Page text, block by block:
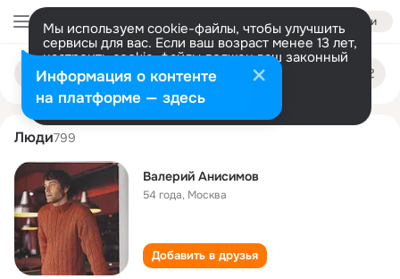
Войти
Мы используем cookie-файлы, чтобы улучшить
сервисы для вас. Если ваш возраст менее 13 лет,
настроить cookie-файлы должен ваш законный
представитель. Больше информации
Разрешить все Настроить
Поиск
людям
valeriy anisimov
Люди799
Валерий Анисимов
54 года, Москва
Добавить в друзья
Информация о контенте
на платформе — здесь